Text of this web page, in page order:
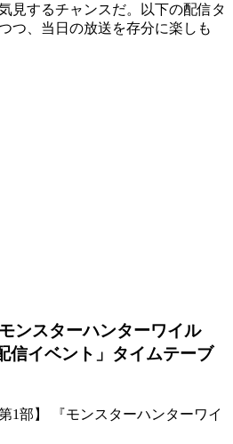
見するチャンスだ。以下の配信タ
つ、当日の放送を存分に楽しも
ンスターハンターワイル
信イベント」タイムテーブ
1部】 『モンスターハンターワイ